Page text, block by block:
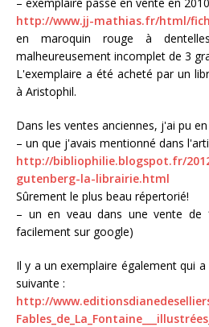
http://www.jj-mathias.fr/html/
en maroquin rouge à
malheureusement incomplet de 3
L'exemplaire a été acheté par un
à Aristophil.
Dans les ventes anciennes, j'ai pu
– un que j'avais mentionné dans
http://bibliophilie.blogspot.fr/
gutenberg-la-librairie.html
Sûrement le plus beau répertorié!
– un en veau dans une vente de
facilement sur google)
Il y a un exemplaire également qui
suivante :
http://